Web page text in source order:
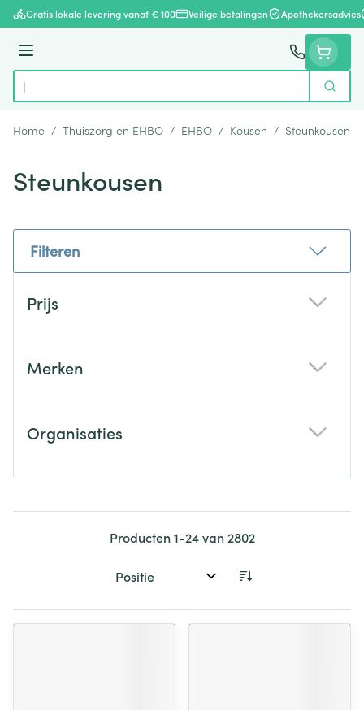
Ga naar de inhoud
Gratis lokale levering vanaf € 100 Veilige betalingen Apothekersadvies
Menu
Product, merk, categorie...
Zoek
Home / Thuiszorg en EHBO / EHBO / Kousen / Steunkousen
Steunkousen
Filteren
Prijs
Merken
Organisaties
Producten1-24van 2802
Sorteer op: